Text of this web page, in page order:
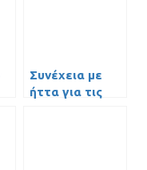
Συνέχεια με
ήττα για τις